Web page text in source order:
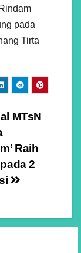
pada
Tirta
MTsN
Raih
2